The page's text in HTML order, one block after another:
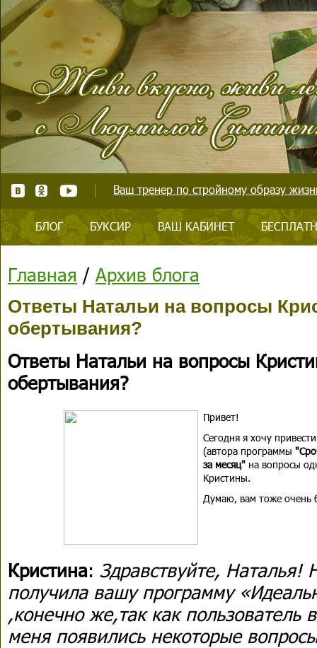
Ваш тренер по стройному образу
БЛОГ БУКСИР ВАШ КАБИНЕТ
Главная / Архив блога
Ответы Натальи на вопросы
обертывания?
Ответы Натальи на вопросы
обертывания?
Привет!
Сегодня я хочу
(автора программы
за месяц" на вопросы
Кристины.
Думаю, вам тоже очень
Кристина: Здравствуйте, Наталья!
получила вашу программу
,конечно же,так как пользователь
меня появились некоторые